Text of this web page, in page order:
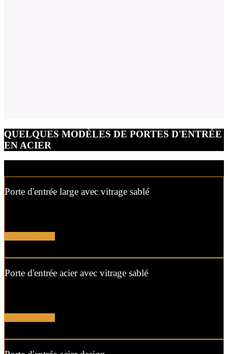
QUELQUES MODÈLES DE PORTES D'ENTRÉE
EN ACIER
Porte d'entrée large avec vitrage sablé
Porte d'entrée acier avec vitrage sablé